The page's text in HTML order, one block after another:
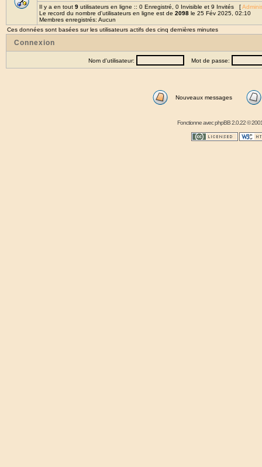
Il y a en tout 9 utilisateurs en ligne :: 0 Enregistré, 0 Invisible et 9 Invités [
Le record du nombre d'utilisateurs en ligne est de 2098 le 25 Fév 2025, 02:10
Membres enregistrés: Aucun
Ces données sont basées sur les utilisateurs actifs des cinq dernières minutes
Connexion
Nom d'utilisateur: Mot de passe:
Nouveaux messages
Fonctionne avecphpBB2.0.22 ©